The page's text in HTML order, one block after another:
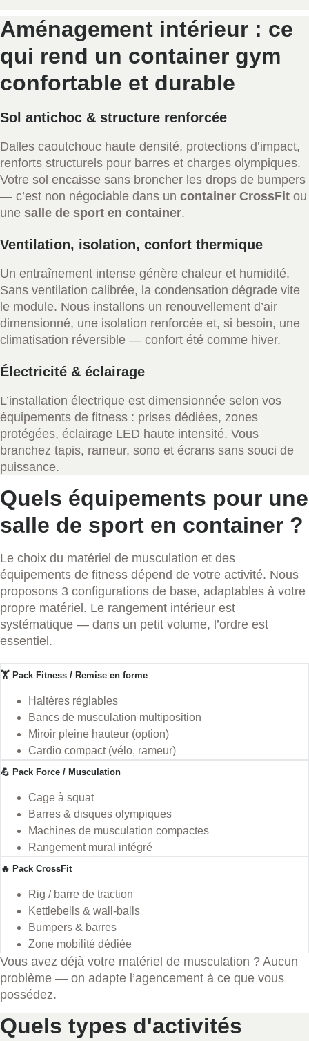
Aménagement intérieur : ce
qui rend un container gym
confortable et durable
Sol antichoc & structure renforcée
Dalles caoutchouc haute densité, protections d’impact,
renforts structurels pour barres et charges olympiques.
Votre sol encaisse sans broncher les drops de bumpers
— c’est non négociable dans un container CrossFit ou
une salle de sport en container.
Ventilation, isolation, confort thermique
Un entraînement intense génère chaleur et humidité.
Sans ventilation calibrée, la condensation dégrade vite
le module. Nous installons un renouvellement d’air
dimensionné, une isolation renforcée et, si besoin, une
climatisation réversible — confort été comme hiver.
Électricité & éclairage
L’installation électrique est dimensionnée selon vos
équipements de fitness : prises dédiées, zones
protégées, éclairage LED haute intensité. Vous
branchez tapis, rameur, sono et écrans sans souci de
puissance.
Quels équipements pour une
salle de sport en container ?
Le choix du matériel de musculation et des
équipements de fitness dépend de votre activité. Nous
proposons 3 configurations de base, adaptables à votre
propre matériel. Le rangement intérieur est
systématique — dans un petit volume, l’ordre est
essentiel.
🏋️ Pack Fitness / Remise en forme
Haltères réglables
Bancs de musculation multiposition
Miroir pleine hauteur (option)
Cardio compact (vélo, rameur)
💪 Pack Force / Musculation
Cage à squat
Barres & disques olympiques
Machines de musculation compactes
Rangement mural intégré
🔥 Pack CrossFit
Rig / barre de traction
Kettlebells & wall-balls
Bumpers & barres
Zone mobilité dédiée
Vous avez déjà votre matériel de musculation ? Aucun
problème — on adapte l’agencement à ce que vous
possédez.
Quels types d'activités